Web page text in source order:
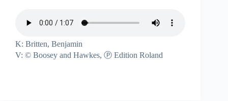
K: Britten, Benjamin
V: © Boosey and Hawkes, Ⓟ Edition Roland